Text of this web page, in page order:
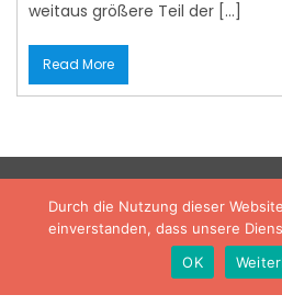
Read More
Copyright © Online News
Durch die Nutzung dieser
einverstanden, dass unsere
OK